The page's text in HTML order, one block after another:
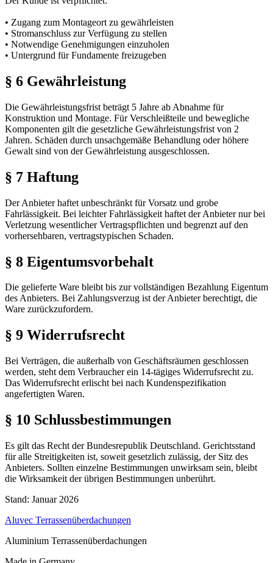
• Zugang zum Montageort zu gewährleisten
• Stromanschluss zur Verfügung zu stellen
• Notwendige Genehmigungen einzuholen
• Untergrund für Fundamente freizugeben
§ 6 Gewährleistung
Die Gewährleistungsfrist beträgt 5 Jahre ab Abnahme für
Konstruktion und Montage. Für Verschleißteile und bewegliche
Komponenten gilt die gesetzliche Gewährleistungsfrist von 2
Jahren. Schäden durch unsachgemäße Behandlung oder höhere
Gewalt sind von der Gewährleistung ausgeschlossen.
§ 7 Haftung
Der Anbieter haftet unbeschränkt für Vorsatz und grobe
Fahrlässigkeit. Bei leichter Fahrlässigkeit haftet der Anbieter nur bei
Verletzung wesentlicher Vertragspflichten und begrenzt auf den
vorhersehbaren, vertragstypischen Schaden.
§ 8 Eigentumsvorbehalt
Die gelieferte Ware bleibt bis zur vollständigen Bezahlung Eigentum
des Anbieters. Bei Zahlungsverzug ist der Anbieter berechtigt, die
Ware zurückzufordern.
§ 9 Widerrufsrecht
Bei Verträgen, die außerhalb von Geschäftsräumen geschlossen
werden, steht dem Verbraucher ein 14-tägiges Widerrufsrecht zu.
Das Widerrufsrecht erlischt bei nach Kundenspezifikation
angefertigten Waren.
§ 10 Schlussbestimmungen
Es gilt das Recht der Bundesrepublik Deutschland. Gerichtsstand
für alle Streitigkeiten ist, soweit gesetzlich zulässig, der Sitz des
Anbieters. Sollten einzelne Bestimmungen unwirksam sein, bleibt
die Wirksamkeit der übrigen Bestimmungen unberührt.
Stand: Januar 2026
Aluvec Terrassenüberdachungen
Aluminium Terrassenüberdachungen